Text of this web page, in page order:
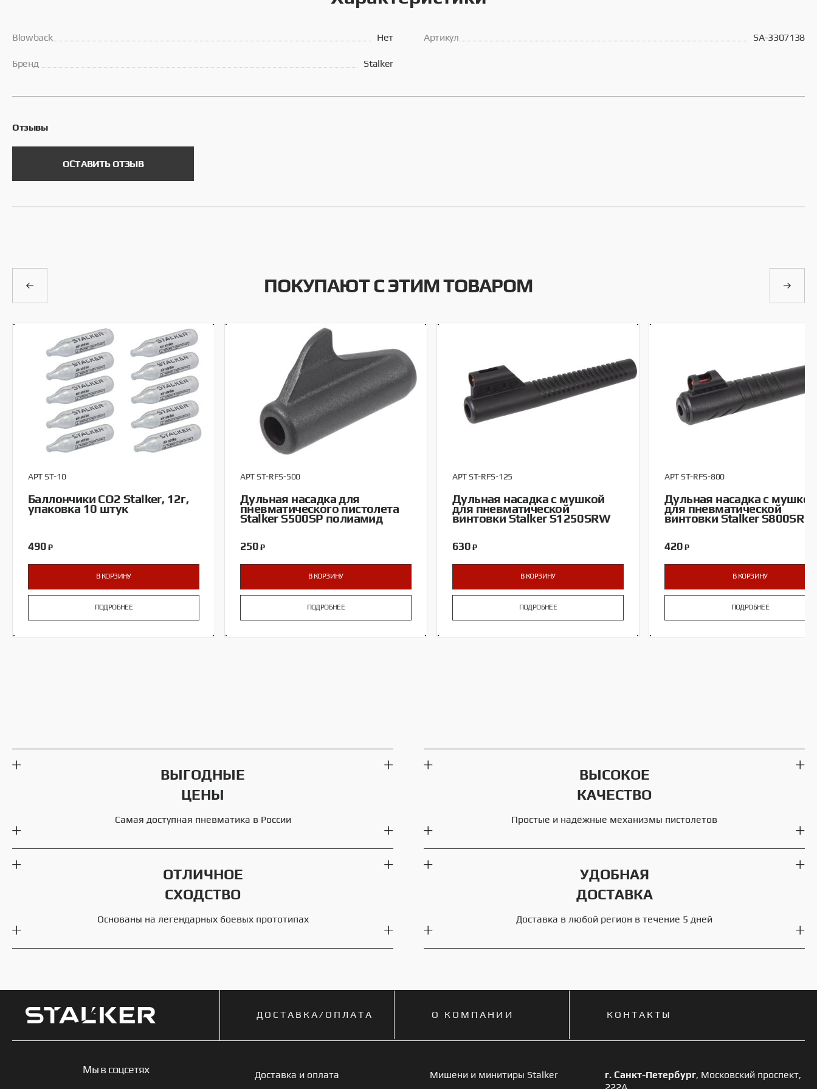
Blowback Нет
Брeнд Stalker
Артикул SA-3307138
Отзывы
ОСТАВИТЬ ОТЗЫВ
ПОКУПАЮТ С ЭТИМ ТОВАРОМ
АРТ ST-10
Баллончики CO2 Stalker, 12г,
упаковка 10 штук
490 ₽
В КОРЗИНУ
ПОДРОБНЕЕ
АРТ ST-RFS-500
Дульная насадка для
пневматического пистолета
Stalker S500SP полиамид
250 ₽
В КОРЗИНУ
ПОДРОБНЕЕ
АРТ ST-RFS-125
Дульная насадка с мушкой
для пневматической
винтовки Stalker S1250SRW
630 ₽
В КОРЗИНУ
ПОДРОБНЕЕ
АРТ ST-RFS-800
Дульная насадка с мушкой
для пневматической
винтовки Stalker S800SR
420 ₽
В КОРЗИНУ
ПОДРОБНЕЕ
ВЫГОДНЫЕ
ЦЕНЫ
Самая доступная пневматика в России
ВЫСОКОЕ
КАЧЕСТВО
Простые и надёжные механизмы пистолетов
ОТЛИЧНОЕ
СХОДСТВО
Основаны на легендарных боевых прототипах
УДОБНАЯ
ДОСТАВКА
Доставка в любой регион в течение 5 дней
ДОСТАВКА/ОПЛАТА О КОМПАНИИ КОНТАКТЫ
Мы в соцсетях
Доставка и оплата
Мишени и минитиры Stalker
г. Санкт-Петербург, Московский проспект,
222А